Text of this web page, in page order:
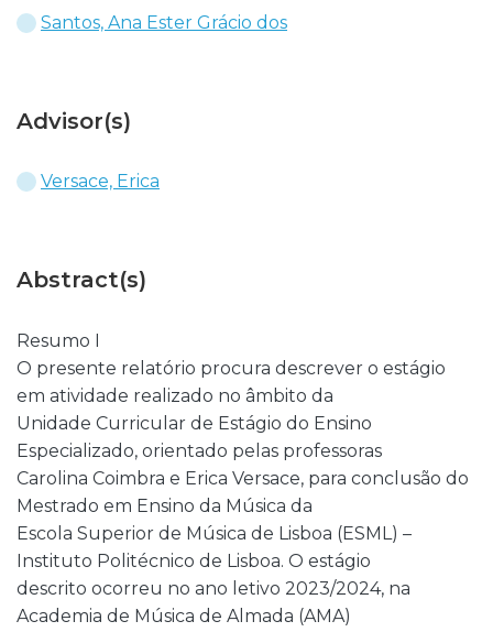
Santos, Ana Ester Grácio dos
Advisor(s)
Versace, Erica
Abstract(s)
Resumo I
O presente relatório procura descrever o estágio
em atividade realizado no âmbito da
Unidade Curricular de Estágio do Ensino
Especializado, orientado pelas professoras
Carolina Coimbra e Erica Versace, para conclusão do
Mestrado em Ensino da Música da
Escola Superior de Música de Lisboa (ESML) –
Instituto Politécnico de Lisboa. O estágio
descrito ocorreu no ano letivo 2023/2024, na
Academia de Música de Almada (AMA)